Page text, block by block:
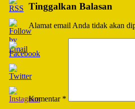
Tinggalkan Balasan
Alamat email Anda tidak akan
Komentar *